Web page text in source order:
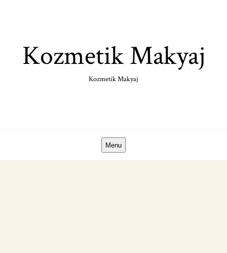
Kozmetik Makyaj
Kozmetik Makyaj
Menu